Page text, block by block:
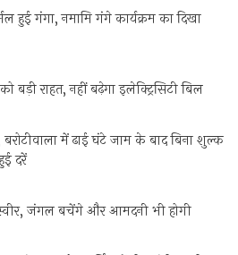
हुई गंगा, नमामि गंगे कार्यक्रम का दिखा
बड़ी राहत, नहीं बढ़ेगा इलेक्ट्रिसिटी बिल
में ढाई घंटे जाम के बाद बिना शुल्क
दरें
जंगल बचेंगे और आमदनी भी होगी